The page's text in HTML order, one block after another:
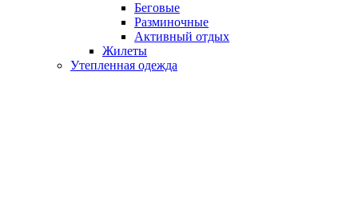
Беговые
Разминочные
Активный отдых
Жилеты
Утепленная одежда